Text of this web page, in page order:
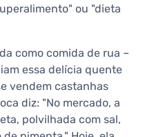
ou "dieta
como comida de rua –
essa delícia quente
vendem castanhas
diz: "No mercado, a
polvilhada com sal,